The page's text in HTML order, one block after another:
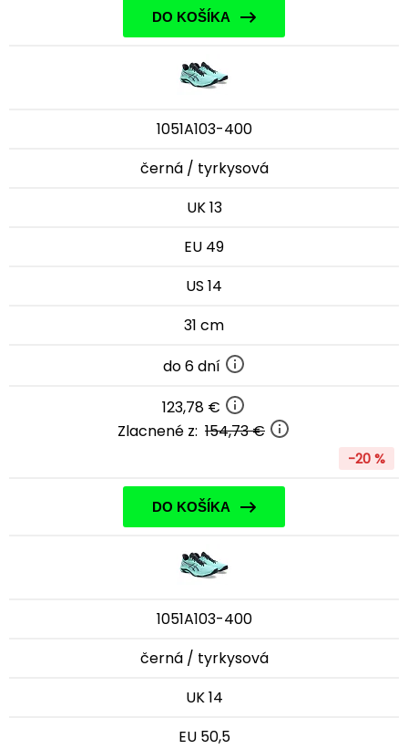
DO KOŠÍKA
1051A103-400
černá / tyrkysová
UK 13
EU 49
US 14
31 cm
do 6 dní
123,78 €
Zlacnené z: 154,73 €
-20 %
DO KOŠÍKA
1051A103-400
černá / tyrkysová
UK 14
EU 50,5